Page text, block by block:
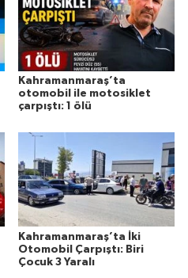
Kahramanmaraş’ta
otomobil ile motosiklet
çarpıştı: 1 ölü
Kahramanmaraş’ta İki
Otomobil Çarpıştı: Biri
Çocuk 3 Yaralı